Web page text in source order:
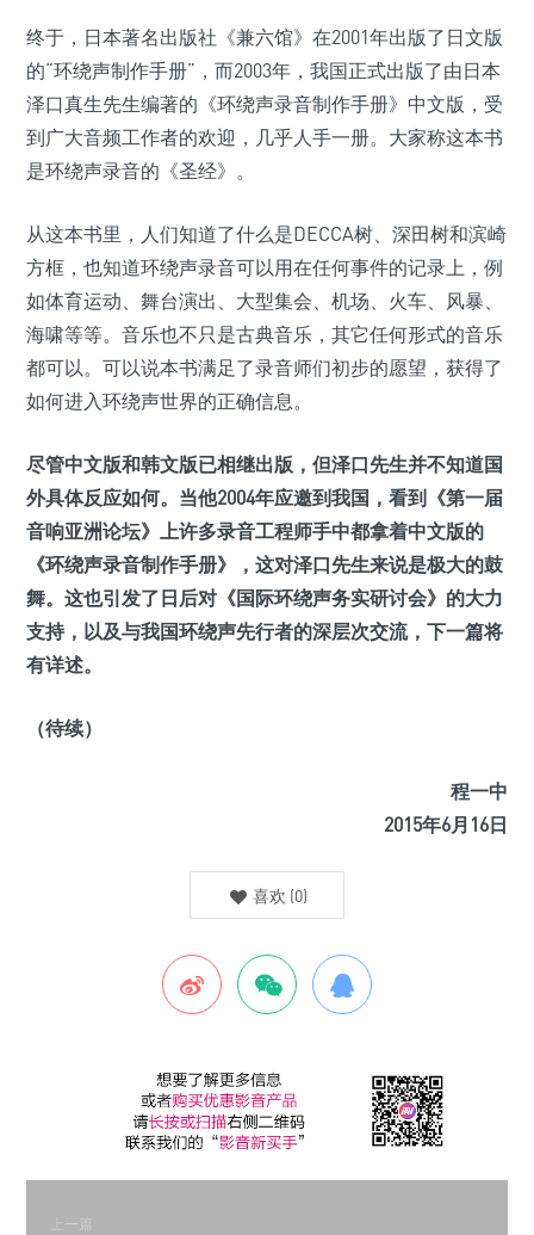
终于，日本著名出版社《兼六馆》在2001年出版了日文版
的“环绕声制作手册”，而2003年，我国正式出版了由日本
泽口真生先生编著的《环绕声录音制作手册》中文版，受
到广大音频工作者的欢迎，几乎人手一册。大家称这本书
是环绕声录音的《圣经》。
从这本书里，人们知道了什么是DECCA树、深田树和滨崎
方框，也知道环绕声录音可以用在任何事件的记录上，例
如体育运动、舞台演出、大型集会、机场、火车、风暴、
海啸等等。音乐也不只是古典音乐，其它任何形式的音乐
都可以。可以说本书满足了录音师们初步的愿望，获得了
如何进入环绕声世界的正确信息。
尽管中文版和韩文版已相继出版，但泽口先生并不知道国
外具体反应如何。当他2004年应邀到我国，看到《第一届
音响亚洲论坛》上许多录音工程师手中都拿着中文版的
《环绕声录音制作手册》，这对泽口先生来说是极大的鼓
舞。这也引发了日后对《国际环绕声务实研讨会》的大力
支持，以及与我国环绕声先行者的深层次交流，下一篇将
有详述。
（待续）
程一中
2015年6月16日
喜欢 (0)
上一篇